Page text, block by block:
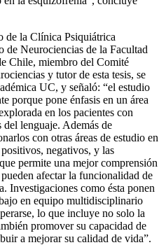
de la Clínica Psiquiátrica
Neurociencias de la Facultad
Chile, miembro del Comité
y tutor de esta tesis, se
UC, y señaló: “el estudio
porque pone énfasis en un área
en los pacientes con
del lenguaje. Además de
con otras áreas de estudio en
negativos, y las
permite una mejor comprensión
afectar la funcionalidad de
Investigaciones como ésta ponen
en equipo multidisciplinario
lo que incluye no solo la
promover su capacidad de
a mejorar su calidad de vida”.